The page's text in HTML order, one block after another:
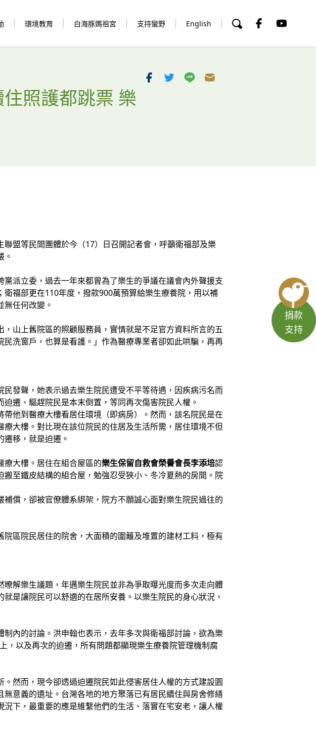
環境教育 白海豚媽祖宮 支持蠻野 English
捐款
支持
照護都跳票 樂
盟等民間團體於今（17）日召開記者會，呼籲衛福部及樂
。
派立委，過去一年來都曾為了樂生的爭議在議會內外聲援支
福部更在110年度，撥款900萬預算給樂生療養院，用以補
任何改變。
山上舊院區的照顧服務員，實情就是不足官方資料所言的五
洗窗戶，也算是看護。」作為醫療專業者卻如此哄騙，再再
民發聲，她表示過去樂生院民遭受不平等待遇，因疾病污名而
遷、驅趕院民是本末倒置，等同再次傷害院民人權。
他到醫療大樓看居住環境（即病房）。然而，該名院民是在
大樓。對比現在該位院民的住居及生活所需，居住環境不但
移，就是迫遷。
療大樓。居住在組合屋區的樂生保留自救會榮譽會長李添培認
至鐵皮結構的組合屋，勉強忍受狹小、冬冷夏熱的房間。院
償，卻被官僚體系綁架，院方不願誠心面對樂生院民過往的
區院民居住的院舍，大面積的圍籬及堆置的建材工料，極有
解樂生議題，年邁樂生院民並非為爭取曝光度而多次走向體
是讓院民可以舒適的在居所安養。以樂生院民的身心狀況，
內的討論。洪申翰也表示，去年多次與衛福部討論，欲為樂
，以及再次的迫遷，所有問題都顯現樂生療養院管理機制腐
然而，現今卻透過迫遷院民如此侵害居住人權的方式建設園
意義的遺址。台灣各地的地方聚落已有居民續住與房舍修繕
下，最重要的應是維繫他們的生活、落實在宅安老，讓人權